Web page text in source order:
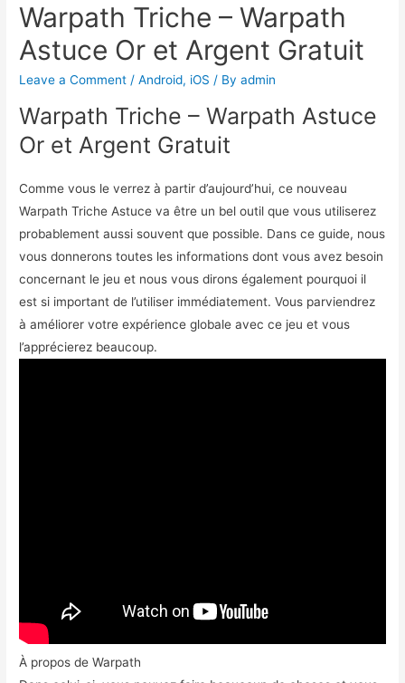
Warpath Triche – Warpath
Astuce Or et Argent Gratuit
Leave a Comment /Android, iOS / Byadmin
Warpath Triche – Warpath Astuce
Or et Argent Gratuit
Comme vous le verrez à partir d’aujourd’hui, ce nouveau
Warpath Triche Astuce va être un bel outil que vous utiliserez
probablement aussi souvent que possible. Dans ce guide, nous
vous donnerons toutes les informations dont vous avez besoin
concernant le jeu et nous vous dirons également pourquoi il
est si important de l’utiliser immédiatement. Vous parviendrez
à améliorer votre expérience globale avec ce jeu et vous
l’apprécierez beaucoup.
À propos de Warpath